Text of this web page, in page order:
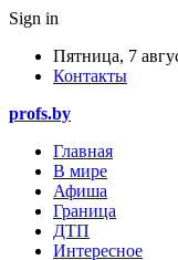
Sign in
Пятница, 7
Контакты
profs.by
Главная
В мире
Афиша
Граница
ДТП
Интересное